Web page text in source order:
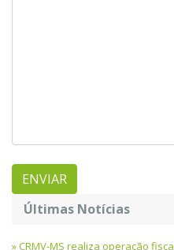
Últimas Notícias
CRMV-MS realiza operação